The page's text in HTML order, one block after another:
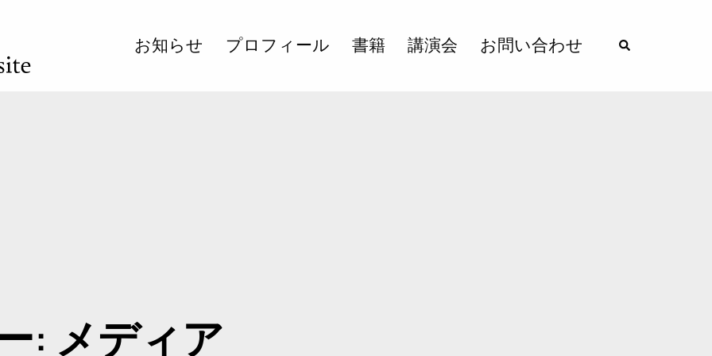
お知らせ プロフィール 書籍 講演会 お問い合わせ
: メディア